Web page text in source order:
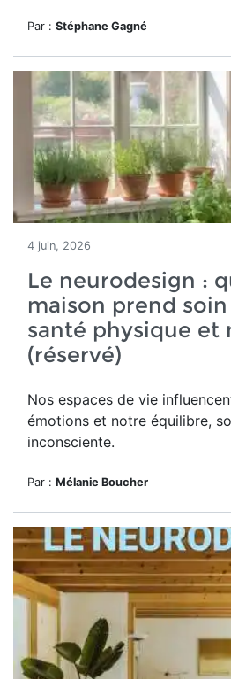
Par : Stéphane Gagné
4 juin, 2026
Le neurodesign :
maison prend
santé physique et
(réservé)
Nos espaces de vie
émotions et notre équilibre,
inconsciente.
Par : Mélanie Boucher